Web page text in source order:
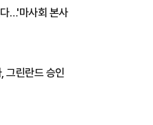
…'마사회 본사
그린란드 승인